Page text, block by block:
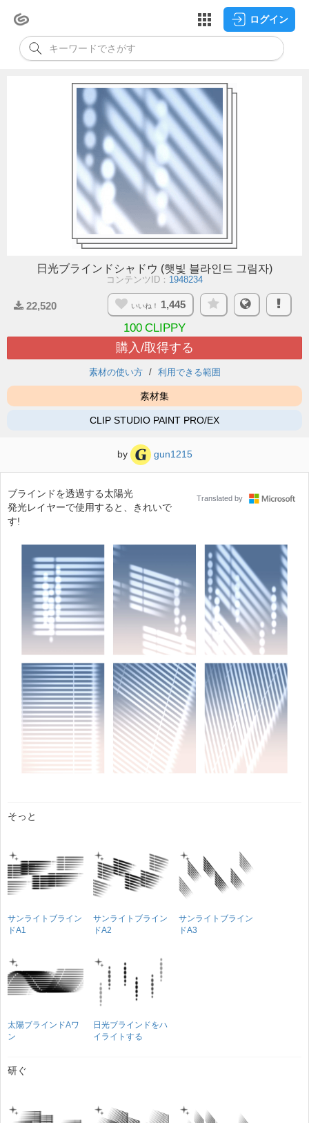
ログイン
日光ブラインドシャドウ (햇빛 블라인드 그림자)
コンテンツID： 1948234
22,520 いいね！ 1,445
100 CLIPPY
購入/取得する
素材の使い方 利用できる範囲
素材集
CLIP STUDIO PAINT PRO/EX
by gun1215
Translated by
ブラインドを透過する太陽光
発光レイヤーで使用すると、きれいで
す!
そっと
サンライトブライン
ドA1
サンライトブライン
ドA2
サンライトブライン
ドA3
太陽ブラインドAワ
ン
日光ブラインドをハ
イライトする
研ぐ